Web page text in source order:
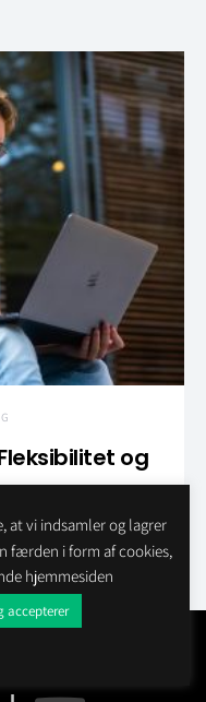
og
at vi indsamler og lagrer
færden i form af cookies,
hjemmesiden
accepterer